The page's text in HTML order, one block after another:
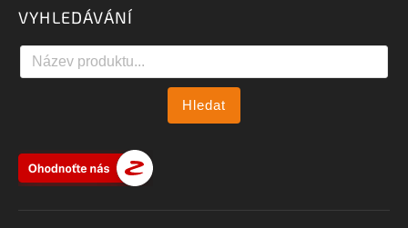
VYHLEDÁVÁNÍ
Hledat